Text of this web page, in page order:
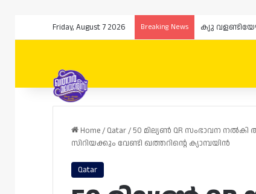
Friday, August 7 2026 Breaking News
Home/ Qatar/ 50 മില്യൺ QR സംഭാവന
സിറിയക്കും വേണ്ടി ഖത്തറിന്റെ ക്യാമ്പയിൻ
Qatar